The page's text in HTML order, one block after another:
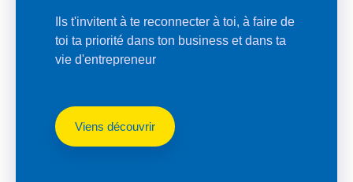
Ils t'invitent à te reconnecter à toi, à faire de
toi ta priorité dans ton business et dans ta
vie d'entrepreneur
Viens découvrir